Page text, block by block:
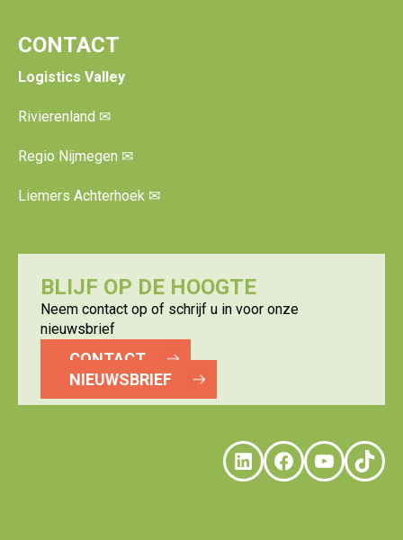
CONTACT
Logistics Valley
Rivierenland ✉
Regio Nijmegen ✉
Liemers Achterhoek ✉
BLIJF OP DE HOOGTE
Neem contact op of schrijf u in voor onze
nieuwsbrief
CONTACT
NIEUWSBRIEF
LinkedIn
Facebook